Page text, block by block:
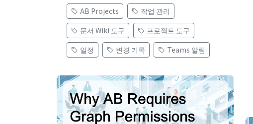
AB Projects
작업 관리
문서 Wiki 도구
프로젝트 도구
일정
변경 기록 Teams 알림